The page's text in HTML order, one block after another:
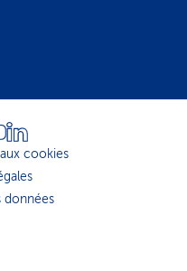
cookies
données